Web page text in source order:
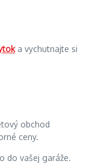
a vychutnajte si
obchod
ceny.
do vašej garáže.